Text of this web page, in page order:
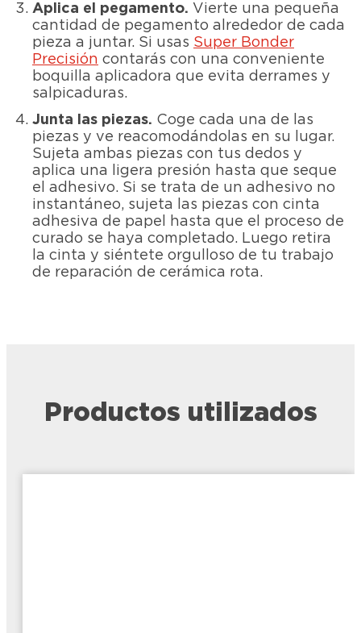
Aplica el pegamento. Vierte una pequeña
cantidad de pegamento alrededor de cada
pieza a juntar. Si usas Super Bonder
Precisión contarás con una conveniente
boquilla aplicadora que evita derrames y
salpicaduras.
Junta las piezas. Coge cada una de las
piezas y ve reacomodándolas en su lugar.
Sujeta ambas piezas con tus dedos y
aplica una ligera presión hasta que seque
el adhesivo. Si se trata de un adhesivo no
instantáneo, sujeta las piezas con cinta
adhesiva de papel hasta que el proceso de
curado se haya completado. Luego retira
la cinta y siéntete orgulloso de tu trabajo
de reparación de cerámica rota.
Productos utilizados